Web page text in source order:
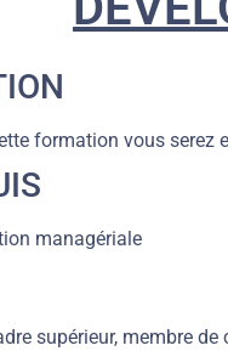
formation vous serez
managériale
supérieur, membre